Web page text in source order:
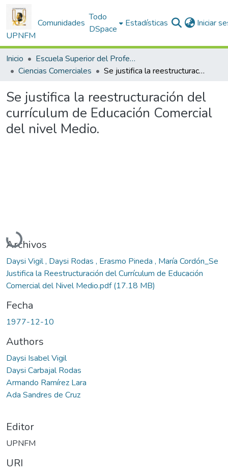
UPNFM
Comunidades
Todo
DSpace
Estadísticas Iniciar
Inicio
Escuela Superior del Profesorado
Ciencias Comerciales
Se justifica la reestructuración del currículum de Educación Comercial del nivel Medio.
Se justifica la reestructuración del
currículum de Educación Comercial
del nivel Medio.
Cargando...
Archivos
Daysi Vigil , Daysi Rodas , Erasmo Pineda , María Cordón_Se
Justifica la Reestructuración del Currículum de Educación
Comercial del Nivel Medio.pdf(17.18 MB)
Fecha
1977-12-10
Authors
Daysi Isabel Vigil
Daysi Carbajal Rodas
Armando Ramírez Lara
Ada Sandres de Cruz
Editor
UPNFM
URI